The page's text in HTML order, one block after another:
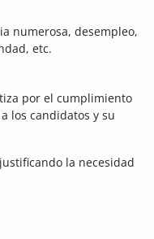
numerosa, desempleo,
etc.
por el cumplimiento
los candidatos y su
la necesidad